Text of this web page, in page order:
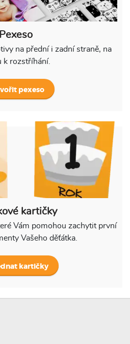
Pexeso
na přední i zadní straně, na
k rozstříhání.
pexeso
kartičky
Vám pomohou zachytit první
Vašeho děťátka.
kartičky